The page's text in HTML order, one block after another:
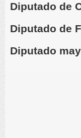
Diputado de
Diputado de
Diputado